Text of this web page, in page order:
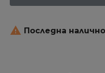
 Последна